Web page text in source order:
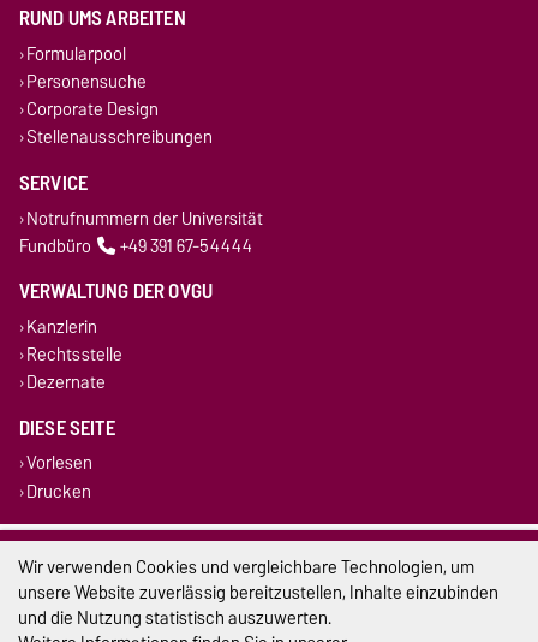
RUND UMS ARBEITEN
Formularpool
Personensuche
Corporate Design
Stellenausschreibungen
SERVICE
Notrufnummern der Universität
Fundbüro
+49 391 67-54444
VERWALTUNG DER OVGU
Kanzlerin
Rechtsstelle
Dezernate
DIESE SEITE
Vorlesen
Drucken
Impressum
Datenschutz
Wir verwenden Cookies und vergleichbare Technologien, um
unsere Website zuverlässig bereitzustellen, Inhalte einzubinden
und die Nutzung statistisch auszuwerten.